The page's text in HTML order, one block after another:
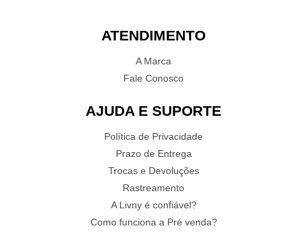
ATENDIMENTO
A Marca
Fale Conosco
AJUDA E SUPORTE
Política de Privacidade
Prazo de Entrega
Trocas e Devoluções
Rastreamento
A Livny é confiável?
Como funciona a Pré venda?